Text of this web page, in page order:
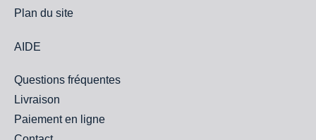
Plan du site
AIDE
Questions fréquentes
Livraison
Paiement en ligne